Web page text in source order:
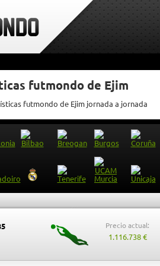
futmondo de Ejim
futmondo de Ejim jornada a jornada
Precio actual:
1.116.738 €